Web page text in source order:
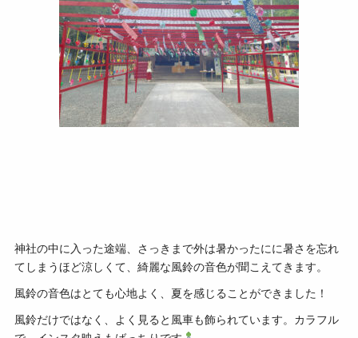
神社の中に入った途端、さっきまで外は暑かったにに暑さを忘れ
てしまうほど涼しくて、綺麗な風鈴の音色が聞こえてきます。
風鈴の音色はとても心地よく、夏を感じることができました！
風鈴だけではなく、よく見ると風車も飾られています。カラフル